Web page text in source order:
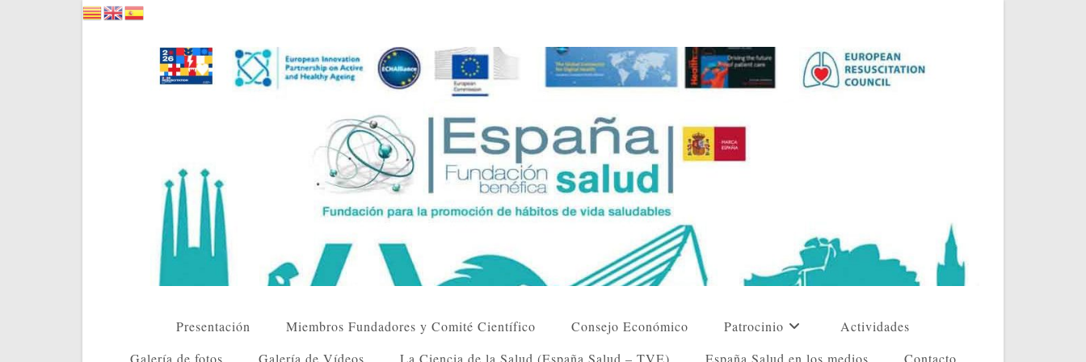
Presentación Miembros Fundadores y Comité Científico Consejo Económico Patrocinio
Actividades
Galería de fotos
Galería de Vídeos La Ciencia de la Salud (España Salud – TVE) España Salud en los medios Contacto